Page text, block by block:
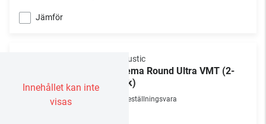
Jämför
Innehållet kan inte
visas
Vicoustic
Cinema Round Ultra VMT (2-
pack)
Beställningsvara